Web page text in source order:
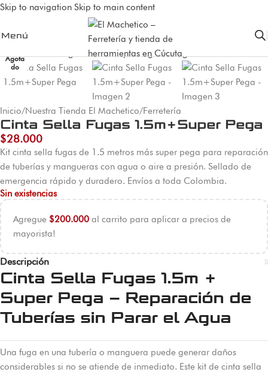
Skip to navigation Skip to main content
Menú
Agota
do
Inicio/Nuestra Tienda El Machetico/Ferretería
Cinta Sella Fugas 1.5m+Super Pega
$28.000
Kit cinta sella fugas de 1.5 metros más super pega para reparación
de tuberías y mangueras con agua o aire a presión. Sellado de
emergencia rápido y duradero. Envíos a toda Colombia.
Sin existencias
Agregue $200.000 al carrito para aplicar a precios de
mayorista!
Descripción
Cinta Sella Fugas 1.5m +
Super Pega – Reparación de
Tuberías sin Parar el Agua
Una fuga en una tubería o manguera puede generar daños
considerables si no se atiende de inmediato. Este kit de cinta sella